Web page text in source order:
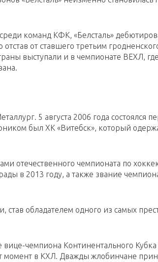
команд КФК, «Белсталь»
от ставшего третьим
выступали и в чемпионате ВЕХЛ,
5 августа 2006 года состоялся
был ХК «Витебск», который
отечественного чемпионата по
в 2013 году, а также звание
став обладателем одного из самых
чемпиона Континентального Кубка
момент в КХЛ. Дважды жлобинчане